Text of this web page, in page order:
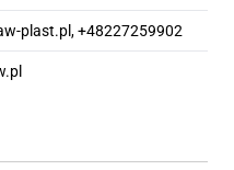
plast.pl, +48227259902